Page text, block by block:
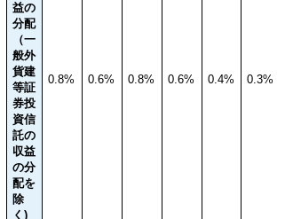
益の
分配
（一
般外
貨建
等証
券投
資信
託の
収益
の分
配を
除
く)
0.8% 0.6% 0.8% 0.6% 0.4% 0.3%